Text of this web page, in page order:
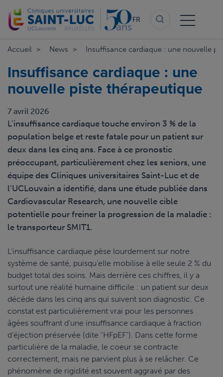
au
contenu
FR
Accueil News Insuffisance cardiaque : une nouvelle
Insuffisance cardiaque : une
nouvelle piste thérapeutique
7 avril 2026
L’insuffisance cardiaque touche environ 3 % de la
population belge et reste fatale pour un patient sur
deux dans les cinq ans. Face à ce pronostic
préoccupant, particulièrement chez les seniors, une
équipe des Cliniques universitaires Saint-Luc et de
l’UCLouvain a identifié, dans une étude publiée dans
Cardiovascular Research, une nouvelle cible
potentielle pour freiner la progression de la maladie :
le transporteur SMIT1.
L’insuffisance cardiaque pèse lourdement sur notre
système de santé, puisqu'elle mobilise à elle seule 2 % du
budget total des soins. Mais derrière ces chiffres, il y a
surtout une réalité humaine difficile : un patient sur deux
décède dans les cinq ans qui suivent son diagnostic. Ce
constat est particulièrement vrai pour les personnes
âgées souffrant d'une insuffisance cardiaque à fraction
d’éjection préservée (dite "HFpEF"). Dans cette forme
particulière de la maladie, le coeur se contracte
correctement, mais ne parvient plus à se relâcher. Ce
phénomène de rigidité est souvent aggravé par des